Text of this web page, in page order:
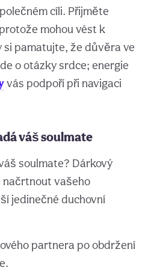
cíli. Přijměte
mohou vést k
si pamatujte, že důvěra ve
o otázky srdce; energie
vás podpoří při navigaci
váš soulmate
soulmate? Dárkový
načrtnout vašeho
jedinečné duchovní
partnera po obdržení